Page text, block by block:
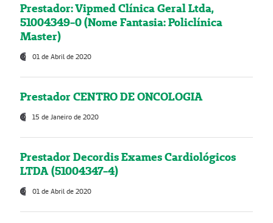
Prestador: Vipmed Clínica Geral Ltda,
51004349-0 (Nome Fantasia: Policlínica
Master)
01 de Abril de 2020
Prestador CENTRO DE ONCOLOGIA
15 de Janeiro de 2020
Prestador Decordis Exames Cardiológicos
LTDA (51004347-4)
01 de Abril de 2020